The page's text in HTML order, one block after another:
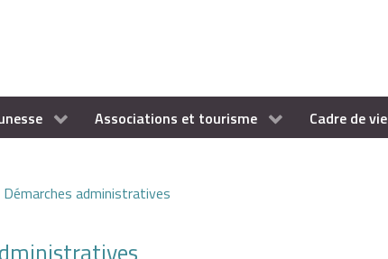
Associations et tourisme Cadre de vie
Démarches administratives